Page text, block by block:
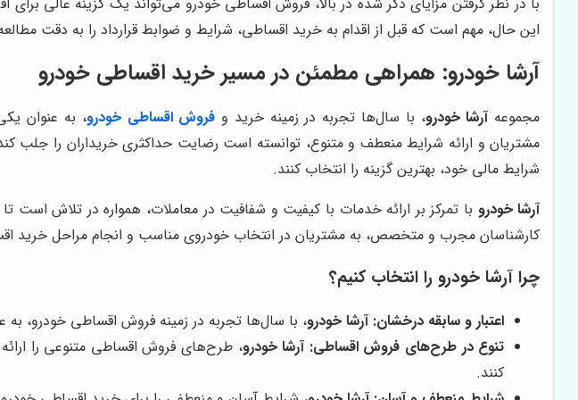
این حال، مهم است که قبل از اقدام به خرید اقساطی، شرایط و ضوابط قرارداد را به دقت
آرشا خودرو: همراهی مطمئن در مسیر خرید اقساطی خودرو
مجموعهآرشا خودرو، با سال‌ها تجربه در زمینه خرید و فروش اقساطی خودرو، به عنوان
مشتریان و ارائه شرایط منعطف و متنوع، توانسته است رضایت حداکثری خریداران را جلب
شرایط مالی خود، بهترین گزینه را انتخاب کنند.
آرشا خودرو با تمرکز بر ارائه خدمات با کیفیت و شفافیت در معاملات، همواره در تلاش
کارشناسان مجرب و متخصص، به مشتریان در انتخاب خودروی مناسب و انجام مراحل خرید
چرا آرشا خودرو را انتخاب کنیم؟
اعتبار و سابقه درخشان: آرشا خودرو، با سال‌ها تجربه در زمینه فروش اقساطی خودرو، به
تنوع در طرح‌های فروش اقساطی: آرشا خودرو، طرح‌های فروش اقساطی متنوعی را
کنند.